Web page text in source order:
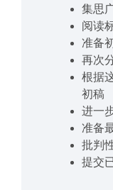
集思
阅读
准备
再次
根据
初稿
进一
准备
批判
提交